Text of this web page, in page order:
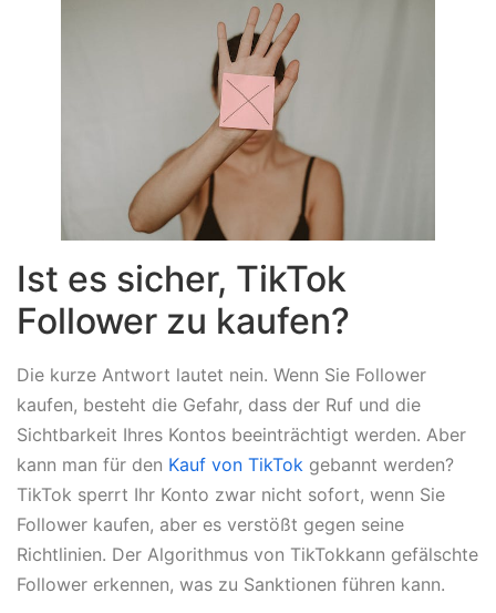
Ist es sicher, TikTok
Follower zu kaufen?
Die kurze Antwort lautet nein. Wenn Sie Follower
kaufen, besteht die Gefahr, dass der Ruf und die
Sichtbarkeit Ihres Kontos beeinträchtigt werden. Aber
kann man für den Kauf von TikTok gebannt werden?
TikTok sperrt Ihr Konto zwar nicht sofort, wenn Sie
Follower kaufen, aber es verstößt gegen seine
Richtlinien. Der Algorithmus von TikTokkann gefälschte
Follower erkennen, was zu Sanktionen führen kann.